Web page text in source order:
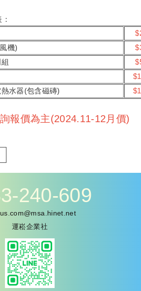
機)
水器(包含磁磚)
報價為主(2024.11-12月價)
240-609
us.com@msa.hinet.net
運崧企業社